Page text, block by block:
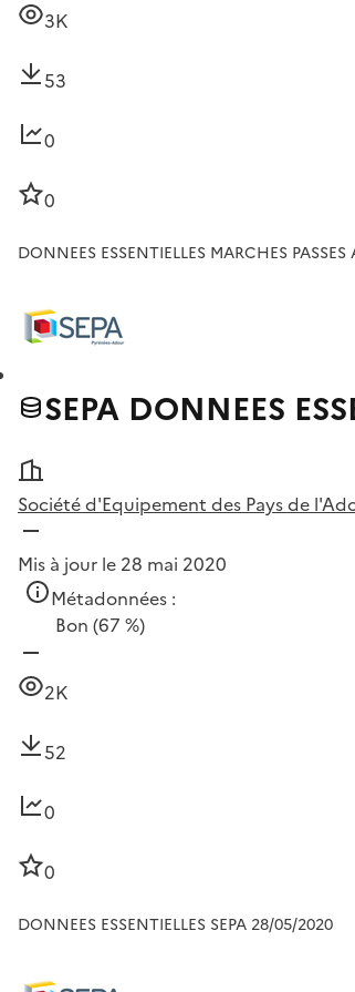
3K
53
0
0
DONNEES ESSENTIELLES MARCHES PASSES
SEPA DONNEES
Société d'Equipement des Pays de
Mis à jour le 28 mai 2020
Métadonnées :
Bon (67 %)
2K
52
0
0
DONNEES ESSENTIELLES SEPA 28/05/2020